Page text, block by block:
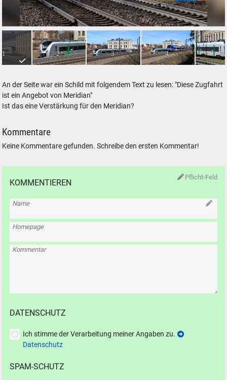
Mitteldeutsche Regiobahn vor der Lokwelt Freilassing
1 2 3 4 5
An der Seite war ein Schild mit folgendem Text zu lesen: "Diese Zugfahrt
ist ein Angebot von Meridian"
Ist das eine Verstärkung für den Meridian?
Kommentare
Keine Kommentare gefunden. Schreibe den ersten Kommentar!
Pflicht-Feld
KOMMENTIEREN
Name
Homepage
Kommentar
DATENSCHUTZ
Ich stimme der Verarbeitung meiner Angaben zu.
Datenschutz
SPAM-SCHUTZ